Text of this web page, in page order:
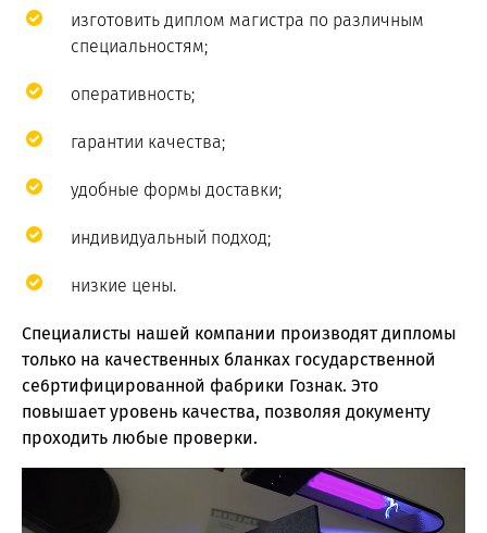
изготовить диплом магистра по различным
специальностям;
оперативность;
гарантии качества;
удобные формы доставки;
индивидуальный подход;
низкие цены.
Специалисты нашей компании производят дипломы
только на качественных бланках государственной
се6ртифицированной фабрики Гознак. Это
повышает уровень качества, позволяя документу
проходить любые проверки.